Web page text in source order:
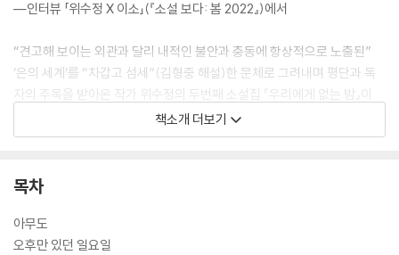
―인터뷰 「위수정 X 이소」(『소설 보다: 봄 2022』)에서
“견고해 보이는 외관과 달리 내적인 불안과 충동에 항상적으로 노출된”
‘은의 세계’를 “차갑고 섬세”(김형중 해설)한 문체로 그려내며 평단과 독
자의 주목을 받아온 작가 위수정의 두번째 소설집 『우리에게 없는 밤』이
문학과지성사에서 출간되었다. 첫 소설집 이후 2년 만에 찾아온 이번 책에
는 2022년 제23회 이효석문학상 우수상을 수상한 「아무도」를 시작으로
총 열 편의 작품이 수록되어 있다. 2017년 『동아일보』 신춘문예에 중편소
작품이 실렸던 것과 비교해볼 때, 다시 2년 만에 출간하는 두번째 소설집
에 실린 열 편의 작품은 첫 소설집 이후 작품에 대해 한층 커진 기대와 관심
책소개 더보기
목차
아무도
오후만 있던 일요일